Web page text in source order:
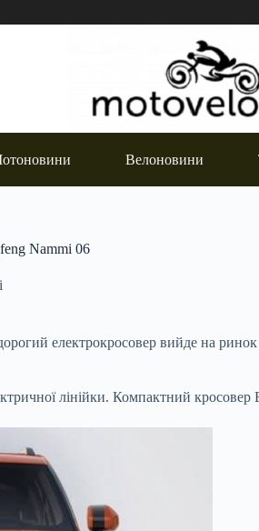
Велоновини
Nammi 06
електрокросовер вийде на
лінійки. Компактний кросовер